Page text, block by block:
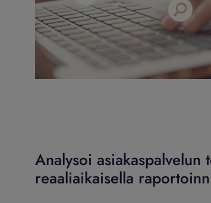
Analysoi asiakaspalvelun
reaaliaikaisella